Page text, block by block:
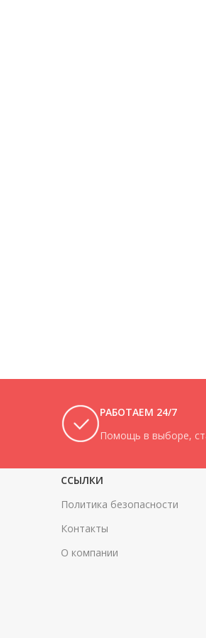
РАБОТАЕМ 24/7
Помощь в выборе,
ССЫЛКИ
Политика безопасности
Контакты
О компании